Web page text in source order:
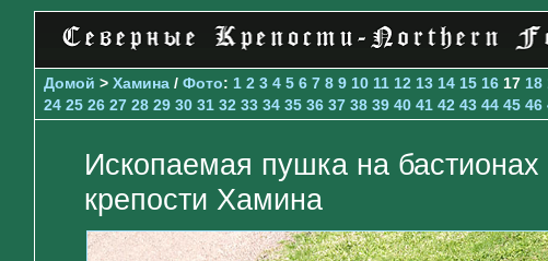
Домой > Хамина / Фото: 1 2 3 4 5 6 7 8 9 10 11 12 13 14 15 16 17 18
24 25 26 27 28 29 30 31 32 33 34 35 36 37 38 39 40 41 42 43 44 45 46
Ископаемая пушка на бастионах
крепости Хамина